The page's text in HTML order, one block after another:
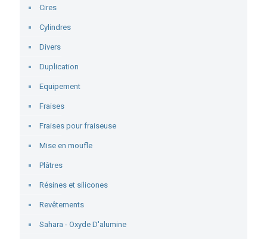
Cires
Cylindres
Divers
Duplication
Equipement
Fraises
Fraises pour fraiseuse
Mise en moufle
Plâtres
Résines et silicones
Revêtements
Sahara - Oxyde D'alumine